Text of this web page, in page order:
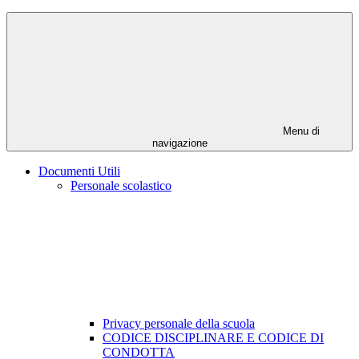
Menu di
navigazione
Documenti Utili
Personale scolastico
Privacy personale della scuola
CODICE DISCIPLINARE E CODICE DI
CONDOTTA